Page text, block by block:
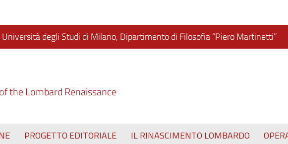
Università degli Studi di Milano, Dipartimento di Filosofia “Piero Martinetti”
the Lombard Renaissance
PROGETTO EDITORIALE IL RINASCIMENTO LOMBARDO